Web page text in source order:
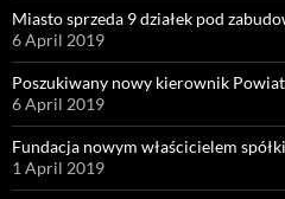
Miasto sprzeda 9 działek pod
6 April 2019
Poszukiwany nowy kierownik
6 April 2019
Fundacja nowym właścicielem
1 April 2019